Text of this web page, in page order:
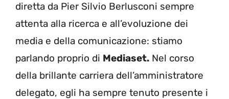
diretta da Pier Silvio Berlusconi sempre
attenta alla ricerca e all’evoluzione dei
media e della comunicazione: stiamo
parlando proprio di Mediaset. Nel corso
della brillante carriera dell’amministratore
delegato, egli ha sempre tenuto presente i